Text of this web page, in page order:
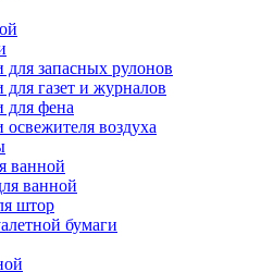
для запасных рулонов
газет и журналов
для фена
воздуха
ванной
ванной
штор
бумаги